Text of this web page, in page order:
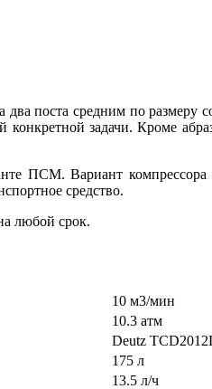
два поста средним по
задачи. Кроме
ПСМ. Вариант компрессора
средство.
любой срок.
10 м3/мин
10.3 атм
Deutz
175 л
13.5 л/ч